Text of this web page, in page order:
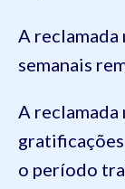
A reclamada
semanais
A reclamada
o período